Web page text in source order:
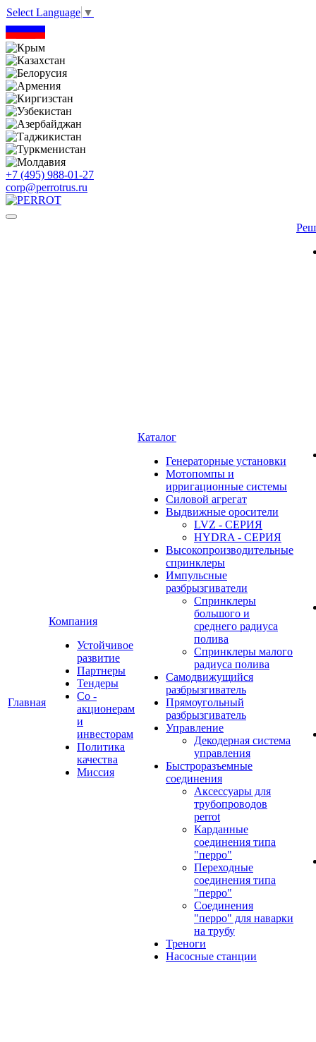
Select Language ▼
+7 (495) 988-01-27
corp@perrotrus.ru
Главная
Компания
Устойчивое
развитие
Партнеры
Тендеры
Со -
акционерам
и
инвесторам
Политика
качества
Миссия
Каталог
Генераторные установки
Мотопомпы и
ирригационные системы
Силовой агрегат
Выдвижные оросители
LVZ - СЕРИЯ
HYDRA - СЕРИЯ
Высокопроизводительные
спринклеры
Импульсные
разбрызгиватели
Спринклеры
большого и
среднего радиуса
полива
Спринклеры малого
радиуса полива
Самодвижущийся
разбрызгиватель
Прямоугольный
разбрызгиватель
Управление
Декодерная система
управления
Быстроразъемные
соединения
Аксессуары для
трубопроводов
perrot
Карданные
соединения типа
"перро"
Переходные
соединения типа
"перро"
Соединения
"перро" для наварки
на трубу
Треноги
Насосные станции